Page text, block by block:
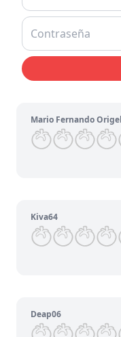
Mario Fernando
Kiva64
Deap06